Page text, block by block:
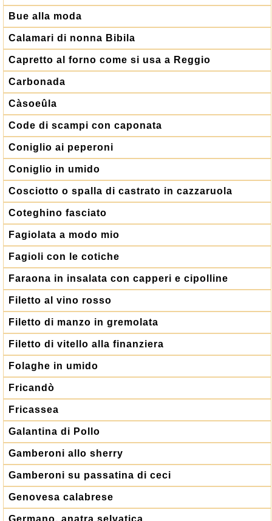
Bue alla moda
Calamari di nonna Bibila
Capretto al forno come si usa a Reggio
Carbonada
Càsoeûla
Code di scampi con caponata
Coniglio ai peperoni
Coniglio in umido
Cosciotto o spalla di castrato in cazzaruola
Coteghino fasciato
Fagiolata a modo mio
Fagioli con le cotiche
Faraona in insalata con capperi e cipolline
Filetto al vino rosso
Filetto di manzo in gremolata
Filetto di vitello alla finanziera
Folaghe in umido
Fricandò
Fricassea
Galantina di Pollo
Gamberoni allo sherry
Gamberoni su passatina di ceci
Genovesa calabrese
Germano, anatra selvatica